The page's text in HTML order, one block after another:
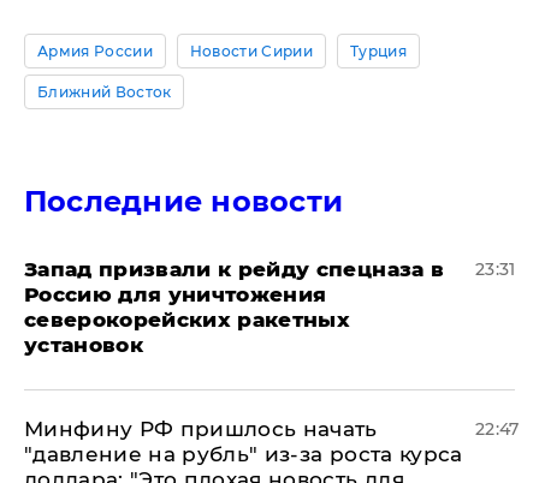
Армия России Новости Сирии Турция
Ближний Восток
Последние новости
Запад призвали к рейду спецназа в
Россию для уничтожения
северокорейских ракетных
установок
23:31
Минфину РФ пришлось начать
"давление на рубль" из-за роста курса
22:47